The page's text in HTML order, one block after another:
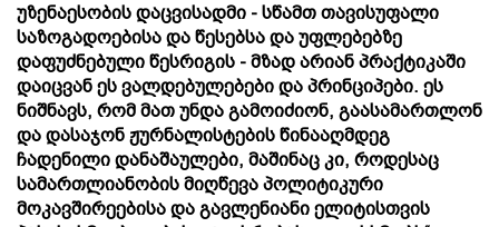
უზენაესობის დაცვისადმი - სწამთ თავისუფალი
საზოგადოებისა და წესებსა და უფლებებზე
დაფუძნებული წესრიგის - მზად არიან პრაქტიკაში
დაიცვან ეს ვალდებულებები და პრინციპები. ეს
ნიშნავს, რომ მათ უნდა გამოიძიონ, გაასამართლონ
და დასაჯონ ჟურნალისტების წინააღმდეგ
ჩადენილი დანაშაულები, მაშინაც კი, როდესაც
სამართლიანობის მიღწევა პოლიტიკური
მოკავშირეებისა და გავლენიანი ელიტისთვის